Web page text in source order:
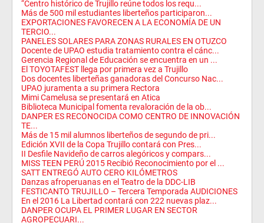
“Centro histórico de Trujillo reúne todos los requ...
Más de 500 mil estudiantes liberteños participaron...
EXPORTACIONES FAVORECEN A LA ECONOMÍA DE UN
TERCIO...
PANELES SOLARES PARA ZONAS RURALES EN OTUZCO
Docente de UPAO estudia tratamiento contra el cánc...
Gerencia Regional de Educación se encuentra en un ...
El TOYOTAFEST llega por primera vez a Trujillo
Dos docentes liberteñas ganadoras del Concurso Nac...
UPAO juramenta a su primera Rectora
Mimi Camelusa se presentará en Atica
Biblioteca Municipal fomenta revaloración de la ob...
DANPER ES RECONOCIDA COMO CENTRO DE INNOVACIÓN
TE...
Más de 15 mil alumnos liberteños de segundo de pri...
Edición XVII de la Copa Trujillo contará con Pres...
II Desfile Navideño de carros alegóricos y compars...
MISS TEEN PERÚ 2015 Recibió Reconocimiento por el ...
SATT ENTREGÓ AUTO CERO KILÓMETROS
Danzas afroperuanas en el Teatro de la DDC-LIB
FESTICANTO TRUJILLO – Tercera Temporada AUDICIONES
En el 2016 La Libertad contará con 222 nuevas plaz...
DANPER OCUPA EL PRIMER LUGAR EN SECTOR
AGROPECUARI...